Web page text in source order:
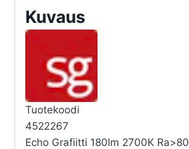
määrä
Kuvaus
Tuotekoodi
4522267
Echo Grafiitti 180lm 2700K Ra>80